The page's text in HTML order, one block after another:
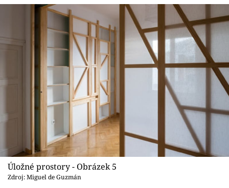
Úložné prostory - Obrázek 5
Zdroj: Miguel de Guzmán